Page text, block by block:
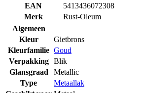
EAN
5413436072308
Merk
Rust-Oleum
Algemeen
Kleur
Gietbrons
Kleurfamilie Goud
Verpakking
Blik
Glansgraad
Metallic
Type
Metaallak